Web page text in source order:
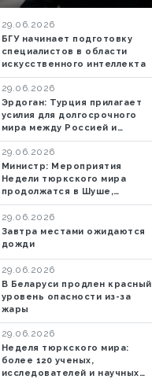
29.06.2026
БГУ начинает подготовку
специалистов в области
искусственного интеллекта
29.06.2026
Эрдоган: Турция прилагает
усилия для долгосрочного
мира между Россией и
Украиной
29.06.2026
Министр: Мероприятия
Недели тюркского мира
продолжатся в Шуше,
Ханкенди и Агдаме
29.06.2026
Завтра местами ожидаются
дожди
29.06.2026
В Беларуси продлен красный
уровень опасности из-за
жары
29.06.2026
Неделя тюркского мира:
более 120 ученых,
исследователей и научных